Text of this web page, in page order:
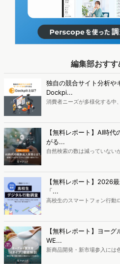
編集部おす
独自の競合サイト分析や
Dockpi...
消費者ニーズが多様化する中
で、競合分析や消費者分析
データを活用し、Web上の
消費者分析が可能です。今回
や活用方法を解説します。
【無料レポート】AI時
がる...
自然検索の数は減っていない
がページには流入しない）
か、また、要因を理解した上
制作するにはどうするべきな
疑問をお抱えのSEO・Webマ
容となっています。※本レポ
【無料レポート】2026
「...
高校生のスマートフォン行動
最新の若年層（高校生）に
ち、スマートフォンを取り
により高校生のデジタルライ
す。※資料は記事内の入力フ
【無料レポート】ヨー
WE...
新商品開発・新市場参入には
調査を実施しても、購買実